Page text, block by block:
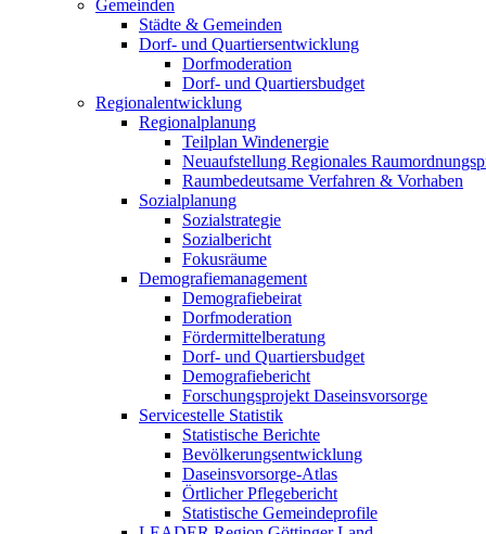
Gemeinden
Städte & Gemeinden
Dorf- und Quartiersentwicklung
Dorfmoderation
Dorf- und Quartiersbudget
Regionalentwicklung
Regionalplanung
Teilplan Windenergie
Neuaufstellung Regionales
Raumbedeutsame Verfahren & Vorhaben
Sozialplanung
Sozialstrategie
Sozialbericht
Fokusräume
Demografiemanagement
Demografiebeirat
Dorfmoderation
Fördermittelberatung
Dorf- und Quartiersbudget
Demografiebericht
Forschungsprojekt Daseinsvorsorge
Servicestelle Statistik
Statistische Berichte
Bevölkerungsentwicklung
Daseinsvorsorge-Atlas
Örtlicher Pflegebericht
Statistische Gemeindeprofile